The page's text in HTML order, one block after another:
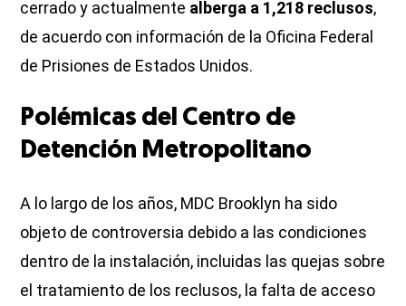
cerrado y actualmente alberga a 1,218 reclusos,
de acuerdo con información de la Oficina Federal
de Prisiones de Estados Unidos.
Polémicas del Centro de
Detención Metropolitano
A lo largo de los años, MDC Brooklyn ha sido
objeto de controversia debido a las condiciones
dentro de la instalación, incluidas las quejas sobre
el tratamiento de los reclusos, la falta de acceso